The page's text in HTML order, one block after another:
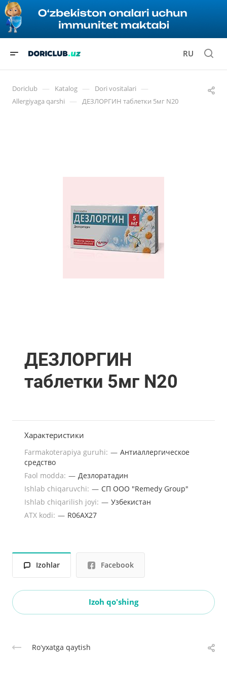
RU
Doriclub — Katalog — Dori vositalari —
Allergiyaga qarshi — ДЕЗЛОРГИН таблетки 5мг N20
ДЕЗЛОРГИН
таблетки 5мг N20
Характеристики
Farmakoterapiya guruhi: — Антиаллергическое
средство
Faol modda: — Дезлоратадин
Ishlab chiqaruvchi: — СП ООО "Remedy Group"
Ishlab chiqarilish joyi: — Узбекистан
ATX kodi: — R06AX27
Izohlar Facebook
Izoh qo'shing
Roʻyxatga qaytish